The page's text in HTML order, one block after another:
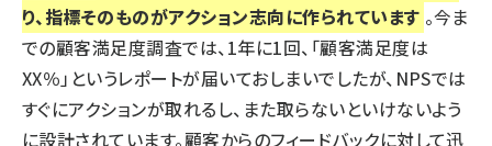
り、指標そのものがアクション志向に作られています 。今ま
での顧客満足度調査では、1年に1回、「顧客満足度は
XX％」というレポートが届いておしまいでしたが、NPSでは
すぐにアクションが取れるし、また取らないといけないよう
に設計されています。顧客からのフィードバックに対して迅